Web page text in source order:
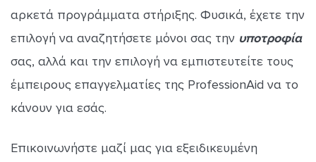
αρκετά προγράμματα στήριξης. Φυσικά, έχετε την
επιλογή να αναζητήσετε μόνοι σας την υποτροφία
σας, αλλά και την επιλογή να εμπιστευτείτε τους
έμπειρους επαγγελματίες της ProfessionAid να το
κάνουν για εσάς.
Επικοινωνήστε μαζί μας για εξειδικευμένη